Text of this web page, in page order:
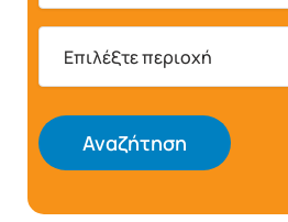
Αναζήτηση